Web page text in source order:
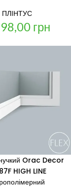
ПЛІНТУС
грн
Orac Decor
HIGH LINE